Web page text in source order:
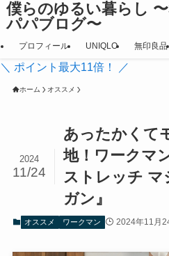
僕らのゆるい暮らし
パパブログ〜
プロフィール UNIQLO 無印良品
＼ ポイント最大11倍！ ／
ホーム オススメ
あったかくて
地！ワークマ
ストレッチ マ
ガン』
2024
11/24
オススメ ワークマン 2024年11月